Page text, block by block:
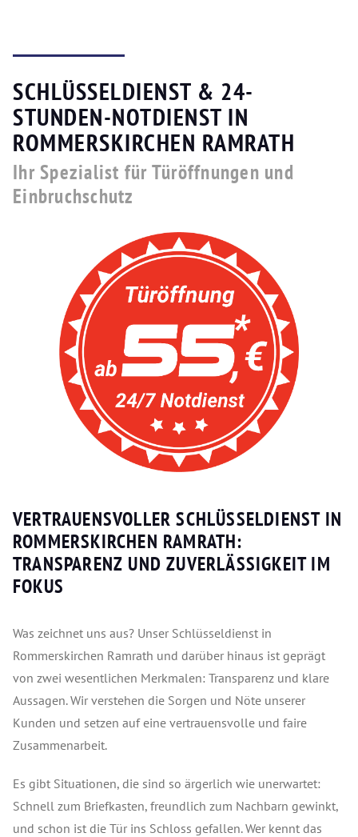
SCHLÜSSELDIENST & 24-
STUNDEN-NOTDIENST IN
ROMMERSKIRCHEN RAMRATH
Ihr Spezialist für Türöffnungen und
Einbruchschutz
VERTRAUENSVOLLER SCHLÜSSELDIENST IN
ROMMERSKIRCHEN RAMRATH:
TRANSPARENZ UND ZUVERLÄSSIGKEIT IM
FOKUS
Was zeichnet uns aus? Unser Schlüsseldienst in
Rommerskirchen Ramrath und darüber hinaus ist geprägt
von zwei wesentlichen Merkmalen: Transparenz und klare
Aussagen. Wir verstehen die Sorgen und Nöte unserer
Kunden und setzen auf eine vertrauensvolle und faire
Zusammenarbeit.
Es gibt Situationen, die sind so ärgerlich wie unerwartet:
Schnell zum Briefkasten, freundlich zum Nachbarn gewinkt,
und schon ist die Tür ins Schloss gefallen. Wer kennt das